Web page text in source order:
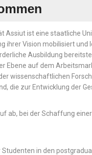
Assiut ist eine staatliche
ihrer Vision mobilisiert und
Ausbildung
Ebene auf dem
wissenschaftlichen
die zur Entwicklung der
ab, bei der Schaffung
Studenten in den